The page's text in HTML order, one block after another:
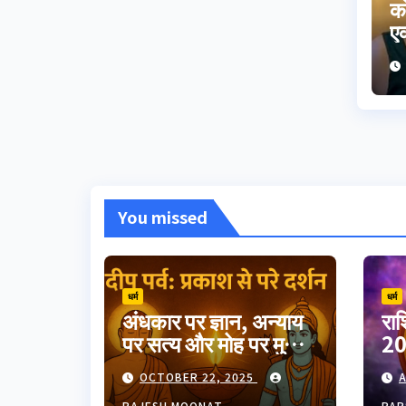
You missed
धर्म
अंधकार पर ज्ञान, अन्याय
पर सत्य और मोह पर मुक्ति
का उत्सव दीपावली।
भारतीय परंपरा का यह
OCTOBER 22, 2025
धर्म